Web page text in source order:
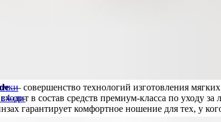
op-
— совершенство технологий изготовления
в состав средств премиум-класса по уходу
гарантирует комфортное ношение для тех, у